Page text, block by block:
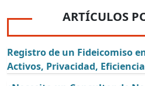
ARTÍCULOS
Registro de un Fideicomiso
Activos, Privacidad,